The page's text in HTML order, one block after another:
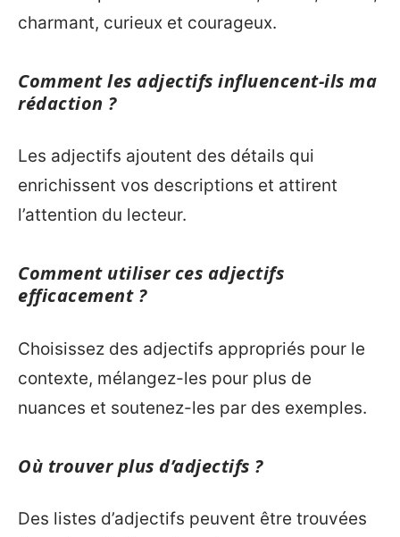
charmant, curieux et courageux.
Comment les adjectifs influencent-ils ma
rédaction ?
Les adjectifs ajoutent des détails qui
enrichissent vos descriptions et attirent
l’attention du lecteur.
Comment utiliser ces adjectifs
efficacement ?
Choisissez des adjectifs appropriés pour le
contexte, mélangez-les pour plus de
nuances et soutenez-les par des exemples.
Où trouver plus d’adjectifs ?
Des listes d’adjectifs peuvent être trouvées